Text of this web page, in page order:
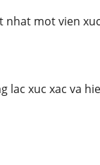
mot vien
lac xuc xac va